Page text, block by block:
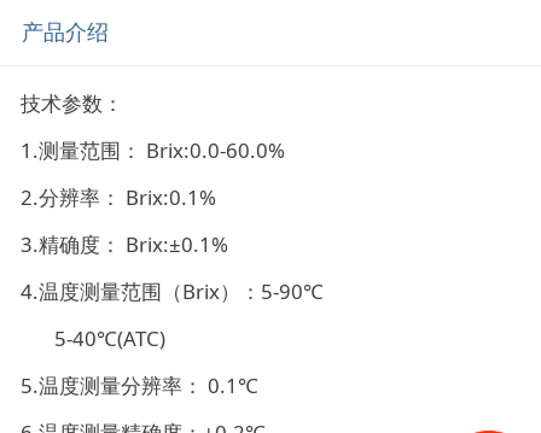
产品介绍
技术参数：
1.测量范围： Brix:0.0-60.0%
2.分辨率： Brix:0.1%
3.精确度： Brix:±0.1%
4.温度测量范围（Brix）：5-90℃
5-40℃(ATC)
5.温度测量分辨率： 0.1℃